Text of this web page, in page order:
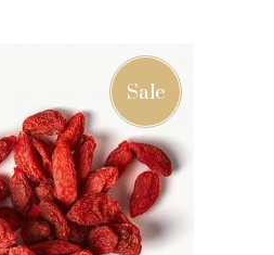
Sale